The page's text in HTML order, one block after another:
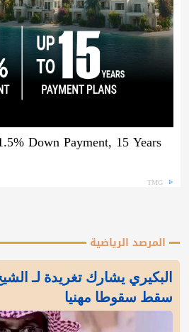
Down Payment, 15 Years
TMG
المرصد الرياضية
البكيري يشارك تغريدة لـ
سقط سقوطا مهنيا